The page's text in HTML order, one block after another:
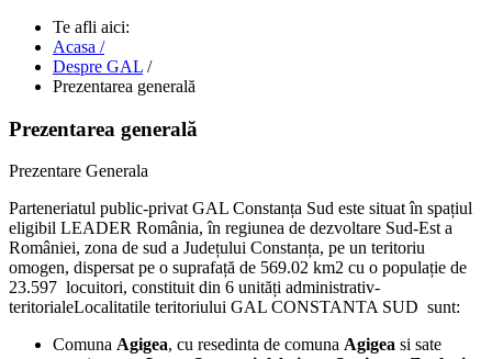
Te afli aici:
Acasa /
Despre GAL /
Prezentarea generală
Prezentarea generală
Prezentare Generala
Parteneriatul public-privat GAL Constanța Sud este situat în spațiul
eligibil LEADER România, în regiunea de dezvoltare Sud-Est a
României, zona de sud a Județului Constanța, pe un teritoriu
omogen, dispersat pe o suprafață de 569.02 km2 cu o populație de
23.597 locuitori, constituit din 6 unități administrativ-
teritorialeLocalitatile teritoriului GAL CONSTANTA SUD sunt:
Comuna Agigea, cu resedinta de comuna Agigea si sate